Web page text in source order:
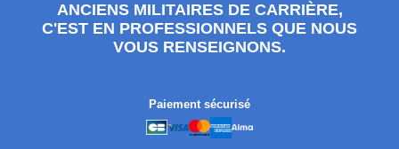
ANCIENS MILITAIRES DE CARRIÈRE,
C'EST EN PROFESSIONNELS QUE NOUS
VOUS RENSEIGNONS.
Paiement sécurisé